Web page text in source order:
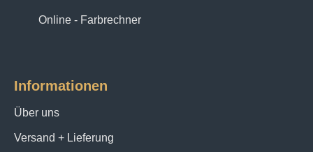
Online - Farbrechner
Informationen
Über uns
Versand + Lieferung